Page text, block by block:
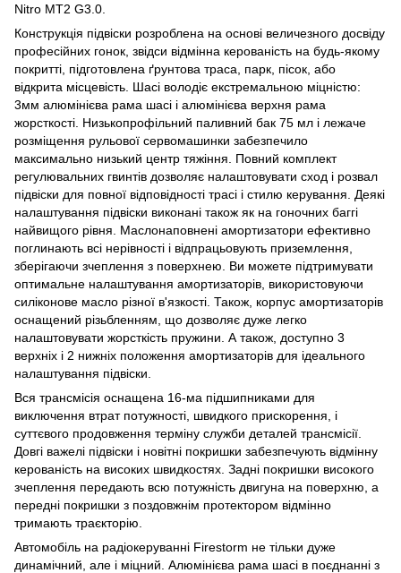
Nitro MT2 G3.0.
Конструкція підвіски розроблена на основі величезного досвіду
професійних гонок, звідси відмінна керованість на будь-якому
покритті, підготовлена ґрунтова траса, парк, пісок, або
відкрита місцевість. Шасі володіє екстремальною міцністю:
3мм алюмінієва рама шасі і алюмінієва верхня рама
жорсткості. Низькопрофільний паливний бак 75 мл і лежаче
розміщення рульової сервомашинки забезпечило
максимально низький центр тяжіння. Повний комплект
регулювальних гвинтів дозволяє налаштовувати сход і розвал
підвіски для повної відповідності трасі і стилю керування. Деякі
налаштування підвіски виконані також як на гоночних баггі
найвищого рівня. Маслонаповнені амортизатори ефективно
поглинають всі нерівності і відпрацьовують приземлення,
зберігаючи зчеплення з поверхнею. Ви можете підтримувати
оптимальне налаштування амортизаторів, використовуючи
силіконове масло різної в'язкості. Також, корпус амортизаторів
оснащений різьбленням, що дозволяє дуже легко
налаштовувати жорсткість пружини. А також, доступно 3
верхніх і 2 нижніх положення амортизаторів для ідеального
налаштування підвіски.
Вся трансмісія оснащена 16-ма підшипниками для
виключення втрат потужності, швидкого прискорення, і
суттєвого продовження терміну служби деталей трансмісії.
Довгі важелі підвіски і новітні покришки забезпечують відмінну
керованість на високих швидкостях. Задні покришки високого
зчеплення передають всю потужність двигуна на поверхню, а
передні покришки з поздовжнім протектором відмінно
тримають траєкторію.
Автомобіль на радіокеруванні Firestorm не тільки дуже
динамічний, але і міцний. Алюмінієва рама шасі в поєднанні з